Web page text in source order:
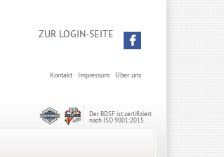
ZUR LOGIN-SEITE
Über uns
Impressum
Kontakt
Der BDSF ist zertifiziert
nach ISO 9001:2015